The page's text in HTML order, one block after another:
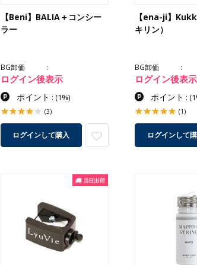
【Beni】BALIA＋コンシー
ラー
BG卸価
ログイン後表示
ポイント : (1%)
(3)
ログインして購入
【ena-ji】
キリン）
BG卸価
ログイン後表示
ポイント :
(1)
ログインして